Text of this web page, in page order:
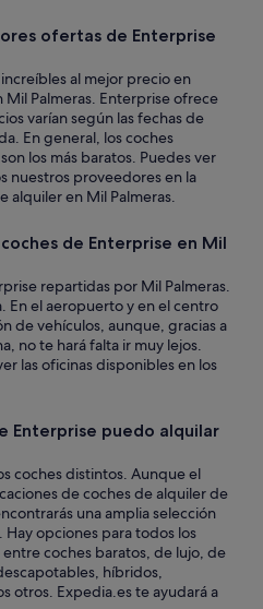
ofertas de Enterprise
al mejor precio en
Palmeras. Enterprise ofrece
varían según las fechas de
En general, los coches
los más baratos. Puedes ver
nuestros proveedores en la
alquiler en Mil Palmeras.
de Enterprise en Mil
repartidas por Mil Palmeras.
En el aeropuerto y en el centro
de vehículos, aunque, gracias a
no te hará falta ir muy lejos.
las oficinas disponibles en los
Enterprise puedo alquilar
coches distintos. Aunque el
de coches de alquiler de
una amplia selección
opciones para todos los
coches baratos, de lujo, de
híbridos,
otros. Expedia.es te ayudará a